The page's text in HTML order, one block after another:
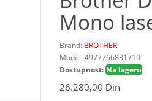
Mono
Brand: BROTHER
Model: 4977766831710
Dostupnost: Na lageru
26.280,00 Din